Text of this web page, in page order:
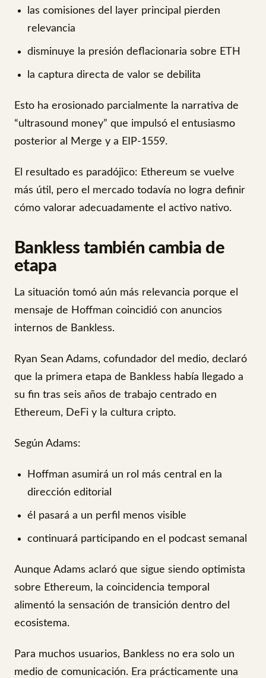
las comisiones del layer principal pierden
relevancia
disminuye la presión deflacionaria sobre ETH
la captura directa de valor se debilita
Esto ha erosionado parcialmente la narrativa de
“ultrasound money” que impulsó el entusiasmo
posterior al Merge y a EIP-1559.
El resultado es paradójico: Ethereum se vuelve
más útil, pero el mercado todavía no logra definir
cómo valorar adecuadamente el activo nativo.
Bankless también cambia de
etapa
La situación tomó aún más relevancia porque el
mensaje de Hoffman coincidió con anuncios
internos de Bankless.
Ryan Sean Adams, cofundador del medio, declaró
que la primera etapa de Bankless había llegado a
su fin tras seis años de trabajo centrado en
Ethereum, DeFi y la cultura cripto.
Según Adams:
Hoffman asumirá un rol más central en la
dirección editorial
él pasará a un perfil menos visible
continuará participando en el podcast semanal
Aunque Adams aclaró que sigue siendo optimista
sobre Ethereum, la coincidencia temporal
alimentó la sensación de transición dentro del
ecosistema.
Para muchos usuarios, Bankless no era solo un
medio de comunicación. Era prácticamente una